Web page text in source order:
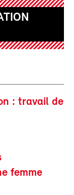
: travail de
femme